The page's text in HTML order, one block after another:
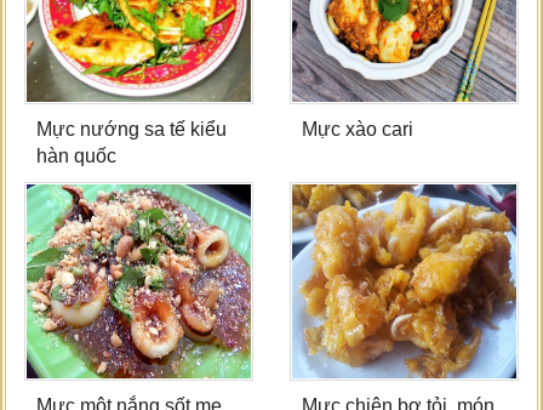
Mực nướng sa tế kiểu
hàn quốc
Mực xào cari